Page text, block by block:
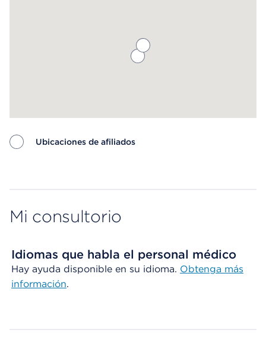
Ubicaciones de afiliados
Mi consultorio
Idiomas que habla el personal médico
Hay ayuda disponible en su idioma. Obtenga más
información.